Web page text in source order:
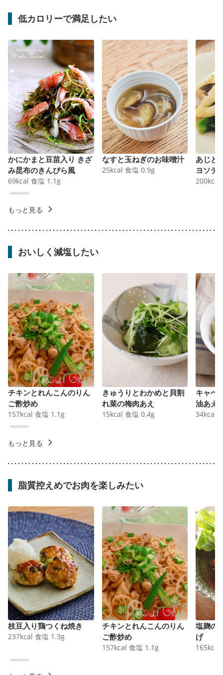
低カロリーで満足したい
かにかまと豆苗入り きざ
み昆布のきんぴら風
69kcal 食塩 1.1 g
なすと玉ねぎのお味噌汁
25kcal 食塩 0.9g
あじと
ヨソテ
200kcal
もっと見る
おいしく減塩したい
チキンとれんこんのりん
ご酢炒め
157kcal 食塩 1.1 g
きゅうりとわかめと貝割
れ菜の梅肉あえ
15kcal 食塩 0.4g
キャベ
油あえ
34kcal
もっと見る
脂質控えめでお肉を楽しみたい
枝豆入り鶏つくね焼き
237kcal 食塩 1.3g
チキンとれんこんのりん
ご酢炒め
157kcal 食塩 1.1 g
塩麹の
げ
165kcal